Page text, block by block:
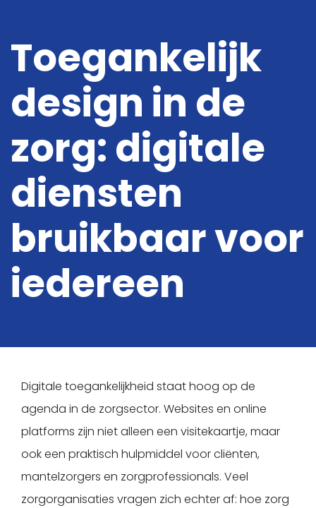
Digitale oplossingen
Online Marketing
Projecten
Kennis
Over ons
Contact
Toegankelijk
design in de
zorg: digitale
diensten
bruikbaar voor
iedereen
Digitale toegankelijkheid staat hoog op de
agenda in de zorgsector. Websites en online
platforms zijn niet alleen een visitekaartje, maar
ook een praktisch hulpmiddel voor cliënten,
mantelzorgers en zorgprofessionals. Veel
zorgorganisaties vragen zich echter af: hoe zorg